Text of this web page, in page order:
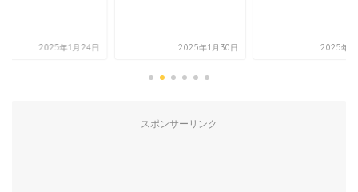
2025年1月24日 2025年1月30日 2025年2
スポンサーリンク